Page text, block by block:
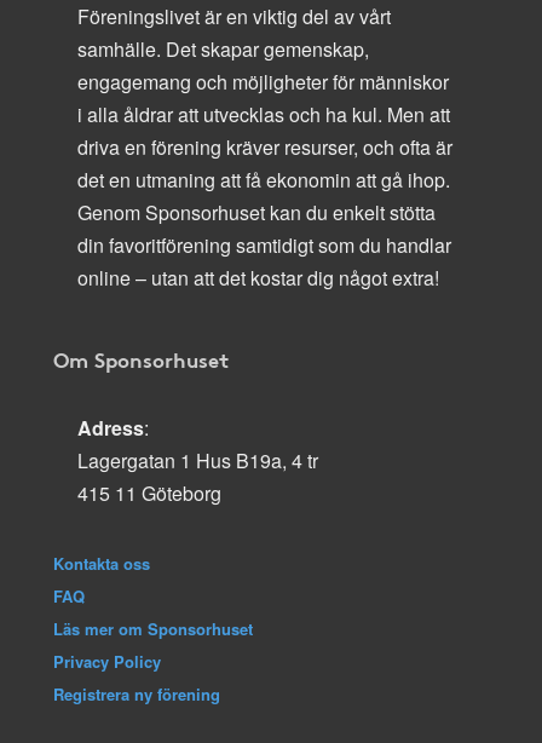
Föreningslivet är en viktig del av vårt
samhälle. Det skapar gemenskap,
engagemang och möjligheter för människor
i alla åldrar att utvecklas och ha kul. Men att
driva en förening kräver resurser, och ofta är
det en utmaning att få ekonomin att gå ihop.
Genom Sponsorhuset kan du enkelt stötta
din favoritförening samtidigt som du handlar
online – utan att det kostar dig något extra!
Om Sponsorhuset
Adress:
Lagergatan 1 Hus B19a, 4 tr
415 11 Göteborg
Kontakta oss
FAQ
Läs mer om Sponsorhuset
Privacy Policy
Registrera ny förening